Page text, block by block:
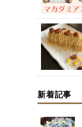
新着記事